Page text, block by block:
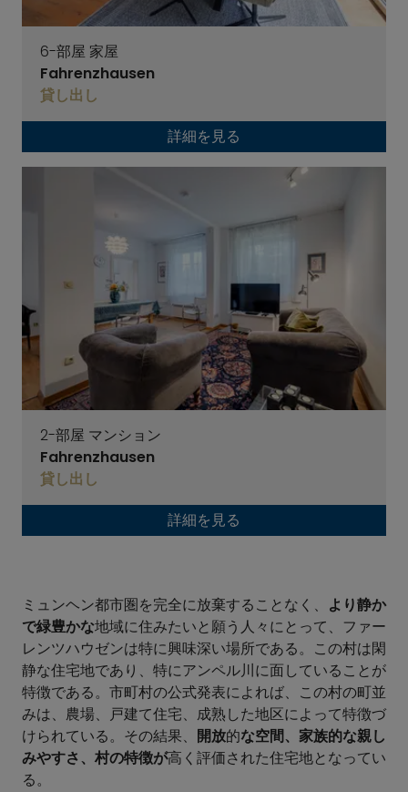
6-部屋 家屋
Fahrenzhausen
貸し出し
詳細を見る
2-部屋 マンション
Fahrenzhausen
貸し出し
詳細を見る
ミュンヘン都市圏を完全に放棄することなく、 より静か
で緑豊かな地域に住みたいと願う人々にとって、ファー
レンツハウゼンは特に興味深い場所である。この村は閑
静な住宅地であり、特にアンペル川に面していることが
特徴である。市町村の公式発表によれば、この村の町並
みは、農場、戸建て住宅、成熟した地区によって特徴づ
けられている。その結果、 開放的な空間、家族的な親し
みやすさ、村の特徴が高く評価された住宅地となってい
る。